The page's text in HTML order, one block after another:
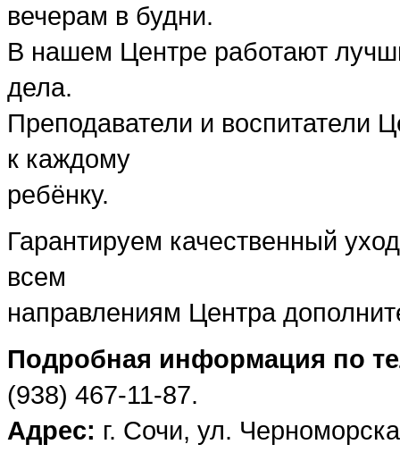
вечерам в будни.
В нашем Центре работают
дела.
Преподаватели и воспитатели
к каждому
ребёнку.
Гарантируем качественный
всем
направлениям Центра
Подробная информация по
(938) 467-11-87.
Адрес: г. Сочи, ул.